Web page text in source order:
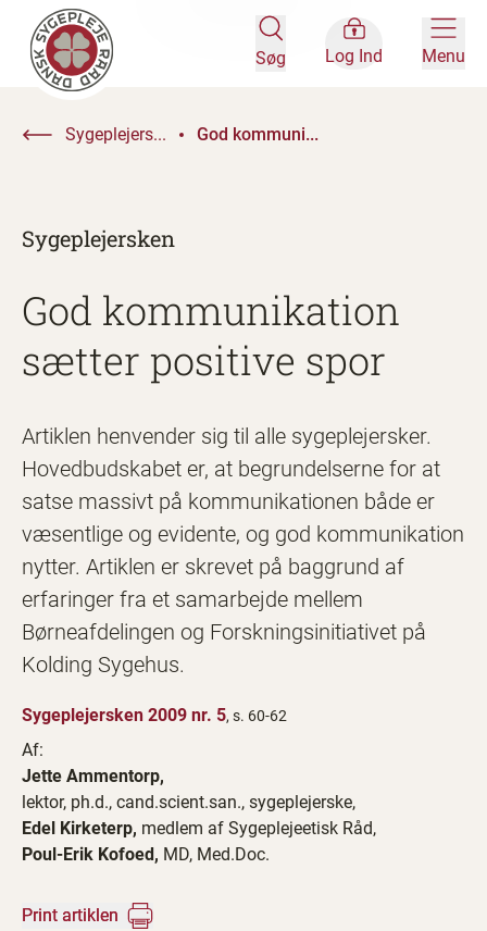
Søg Log Ind Menu
Sygeplejers... God kommuni...
Sygeplejersken
God kommunikation
sætter positive spor
Artiklen henvender sig til alle sygeplejersker.
Hovedbudskabet er, at begrundelserne for at
satse massivt på kommunikationen både er
væsentlige og evidente, og god kommunikation
nytter. Artiklen er skrevet på baggrund af
erfaringer fra et samarbejde mellem
Børneafdelingen og Forskningsinitiativet på
Kolding Sygehus.
Sygeplejersken 2009 nr. 5, s. 60-62
Af:
Jette Ammentorp,
lektor, ph.d., cand.scient.san., sygeplejerske,
Edel Kirketerp, medlem af Sygeplejeetisk Råd,
Poul-Erik Kofoed, MD, Med.Doc.
Print artiklen